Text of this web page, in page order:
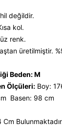
değildir.
kol.
renk.
üretilmiştir.
Beden: M
Ölçüleri: Boy:
Basen: 98 cm
Cm